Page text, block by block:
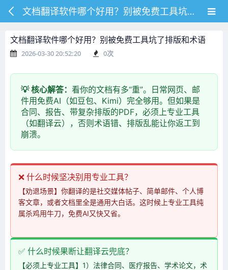
文档翻译软件哪个好用？别被免费工具坑了排版和术语
文档翻译软件哪个好用？别被免费工具坑了排版和术语
2026-03-30 20:52:20 0次
💡 核心解答： 看你的文档有多“重”。日常网页、邮
件用免费AI（如豆包、Kimi）完全够用。但如果是
合同、报告、带复杂排版的PDF，必须上专业工具
（如翻译云），否则术语错、排版乱能让你返工到
崩溃。
❌ 什么时候坚决别用专业工具？
【劝退场景】你翻译的是社交媒体帖子、简单邮件、个人博
客文章，或者文档里全是通用大白话。这时候上专业工具纯
属杀鸡用牛刀，免费AI又快又省。
✅ 什么时候果断让翻译云兜底？
【必须上专业工具】1）法律合同、医疗报告、学术论文，术